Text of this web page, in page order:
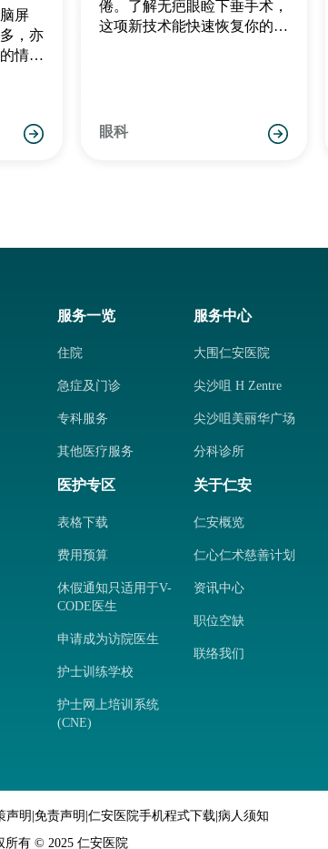
屏
，亦
情
倦。了解无疤眼睑下垂手术，
这项新技术能快速恢复你的自
眼科
服务一览
住院
急症及门诊
专科服务
其他医疗服务
服务中心
大围仁安医院
尖沙咀 H Zentre
尖沙咀美丽华广场
分科诊所
医护专区
表格下载
费用预算
休假通知只适用于V-
CODE医生
申请成为访院医生
护士训练学校
护士网上培训系统
(CNE)
关于仁安
仁安概览
仁心仁术慈善计划
资讯中心
职位空缺
联络我们
声明 免责声明 仁安医院手机程式下载 病人须知
所有 © 2025 仁安医院